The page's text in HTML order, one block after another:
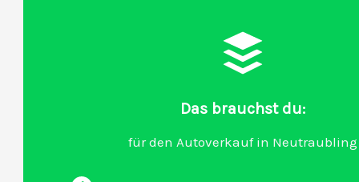
Das brauchst du:
für den Autoverkauf in Neutraubling